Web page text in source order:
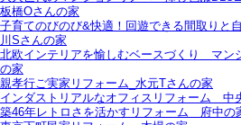
板橋Oさんの家
子育てのびのび&快適！回遊できる間取りと
川Sさんの家
北欧インテリアを愉しむベースづくり＿マン
の家
親孝行ご実家リフォーム_水元Tさんの家
インダストリアルなオフィスリフォーム＿中
築46年レトロさを活かすリフォーム＿府中の